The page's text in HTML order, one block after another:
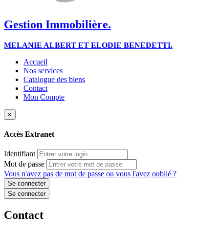
Gestion Immobilière.
MELANIE ALBERT ET ELODIE BENEDETTI.
Accueil
Nos services
Catalogue des biens
Contact
Mon Compte
×
Accès Extranet
Identifiant
Mot de passe
Vous n'avez pas de mot de passe ou vous l'avez oublié ?
Contact